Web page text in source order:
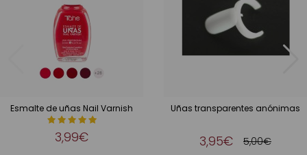
Esmalte de uñas Nail Varnish
3,99€
Uñas transparentes anónimas
3,95€ 5,00€